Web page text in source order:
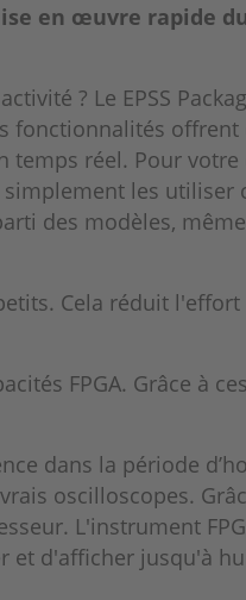
en œuvre rapide
? Le EPSS
fonctionnalités
temps réel. Pour votre
simplement les utiliser
des modèles,
Cela réduit
FPGA. Grâce à
dans la période
oscilloscopes.
L'instrument
d'afficher jusqu'à